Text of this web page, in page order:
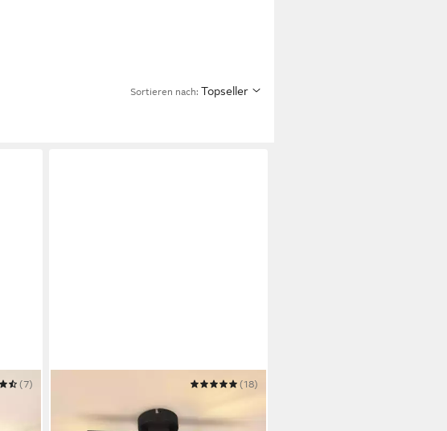
Sortieren nach: Topseller
(7)
Schwarz 2/3/4/5 Flammig E14
(18)